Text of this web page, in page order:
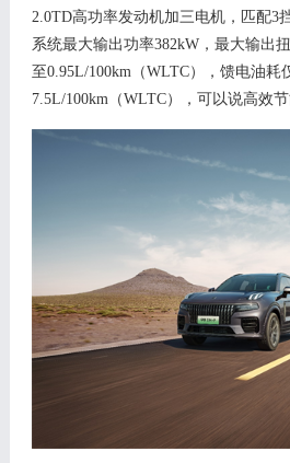
2.0TD高功率发动机加三电机，匹配3
系统最大输出功率382kW，最大输出
至0.95L/100km（WLTC），馈电油耗
7.5L/100km（WLTC）
，可以说高效节